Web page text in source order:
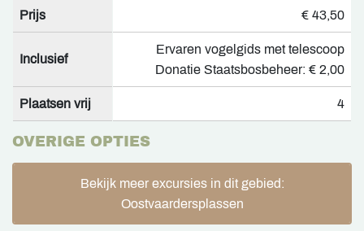
Prijs € 43,50
Inclusief
Ervaren vogelgids met telescoop
Donatie Staatsbosbeheer: € 2,00
Plaatsen vrij 4
OVERIGE OPTIES
Bekijk meer excursies in dit gebied:
Oostvaardersplassen